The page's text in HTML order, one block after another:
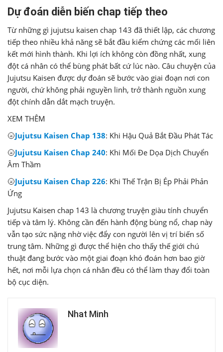
Dự đoán diễn biến chap tiếp theo
Từ những gì jujutsu kaisen chap 143 đã thiết lập, các chương
tiếp theo nhiều khả năng sẽ bắt đầu kiểm chứng các mối liên
kết mới hình thành. Khi lợi ích không còn đồng nhất, xung
đột cá nhân có thể bùng phát bất cứ lúc nào. Câu chuyện của
Jujutsu Kaisen được dự đoán sẽ bước vào giai đoạn nơi con
người, chứ không phải nguyền linh, trở thành nguồn xung
đột chính dẫn dắt mạch truyện.
XEM THÊM
🌝Jujutsu Kaisen Chap 138: Khi Hậu Quả Bắt Đầu Phát Tác
🌝Jujutsu Kaisen Chap 240: Khi Mối Đe Dọa Dịch Chuyển
Âm Thầm
🌝Jujutsu Kaisen Chap 226: Khi Thế Trận Bị Ép Phải Phản
Ứng
Jujutsu Kaisen chap 143 là chương truyện giàu tính chuyển
tiếp và tâm lý. Không cần đến hành động bùng nổ, chap này
vẫn tạo sức nặng nhờ việc đẩy con người lên vị trí biến số
trung tâm. Những gì được thể hiện cho thấy thế giới chú
thuật đang bước vào một giai đoạn khó đoán hơn bao giờ
hết, nơi mỗi lựa chọn cá nhân đều có thể làm thay đổi toàn
bộ cục diện.
Nhat Minh